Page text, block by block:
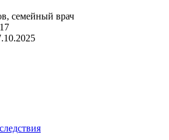
семейный врач